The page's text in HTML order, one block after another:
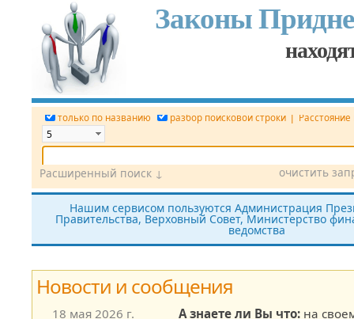
Законы
только по названию разбор поисковой строки |
Номер док. Дата
Принявший орган Источник (САЗ)
все редакции показать утратившие силу без
очистить
Расширенный поиск ↓
Нашим сервисом пользуются Администрация
Правительства, Верховный Совет, Министерство
ведомства
Новости и сообщения
18 мая 2026 г. А знаете ли Вы что: на